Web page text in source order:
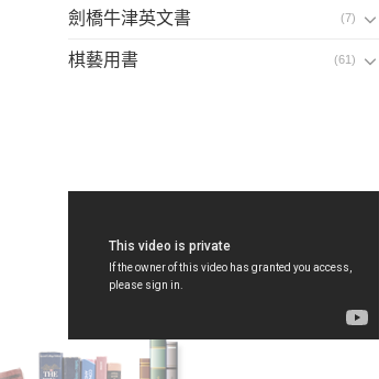
劍橋牛津英文書 (7)
棋藝用書 (61)